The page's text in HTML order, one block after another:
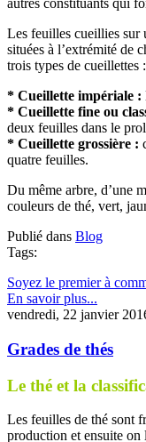
autres constituants qui
Les feuilles cueillies sur
situées à l’extrémité de
trois types de cueillettes :
* Cueillette impériale :
* Cueillette fine ou
deux feuilles dans le
* Cueillette grossière :
quatre feuilles.
Du même arbre, d’une
couleurs de thé, vert,
Publié dans Blog
Tags:
Soyez le premier à
En savoir plus...
vendredi, 22 janvier
Grades de thés
Le thé et la
Les feuilles de thé sont
production et ensuite